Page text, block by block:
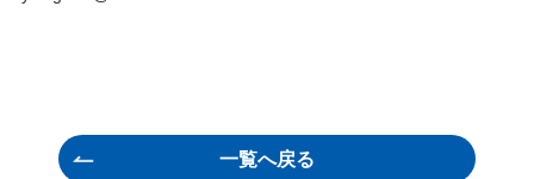
一覧へ戻る